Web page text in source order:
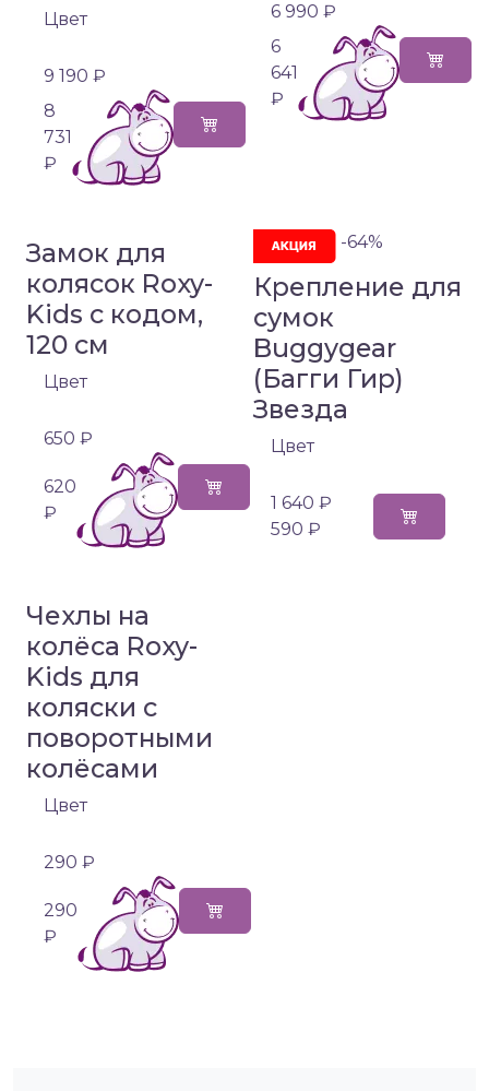
Цвет
9 190 ₽
8
731
₽
6 990 ₽
6
641
₽
Замок для
колясок Roxy-
Kids с кодом,
120 см
Цвет
650 ₽
620
₽
-64%
Крепление для
сумок
Buggygear
(Багги Гир)
Звезда
Цвет
1 640 ₽
590 ₽
Чехлы на
колёса Roxy-
Kids для
коляски с
поворотными
колёсами
Цвет
290 ₽
290
₽